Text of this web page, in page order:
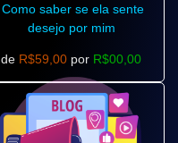
Como saber se ela sente
desejo por mim
de R$59,00 por R$00,00